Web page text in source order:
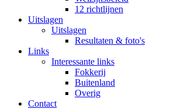
12 richtlijnen
Uitslagen
Uitslagen
Resultaten & foto's
Links
Interessante links
Fokkerij
Buitenland
Overig
Contact